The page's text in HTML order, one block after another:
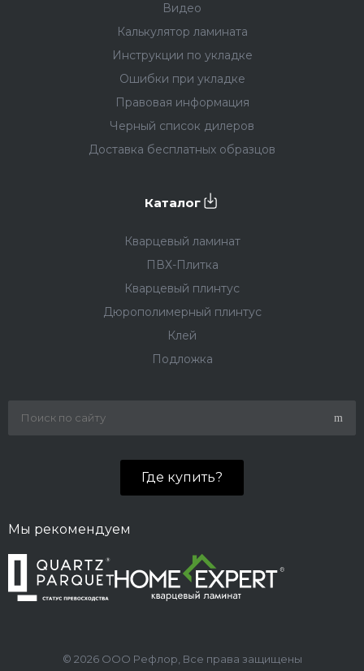
Видео
Калькулятор ламината
Инструкции по укладке
Ошибки при укладке
Правовая информация
Черный список дилеров
Доставка бесплатных образцов
Каталог
Кварцевый ламинат
ПВХ-Плитка
Кварцевый плинтус
Дюрополимерный плинтус
Клей
Подложка
Где купить?
Мы рекомендуем
© 2026 ООО Рефлор, Все права защищены